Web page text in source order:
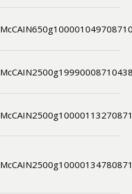
McCAIN650g1000010497
McCAIN2500g199900
McCAIN2500g1000011327
McCAIN2500g1000013478